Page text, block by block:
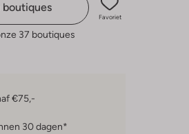
boutiques
Favoriet
37 boutiques
€75,-
30 dagen*